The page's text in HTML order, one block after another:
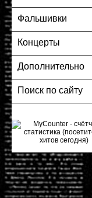
Фальшивки
Концерты
Дополнительно
Поиск по сайту